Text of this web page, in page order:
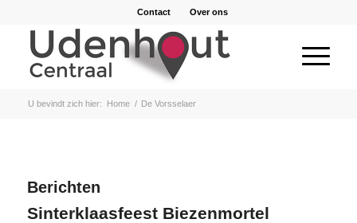
Contact Over ons
U bevindt zich hier: Home / De Vorsselaer
Berichten
Sinterklaasfeest Biezenmortel